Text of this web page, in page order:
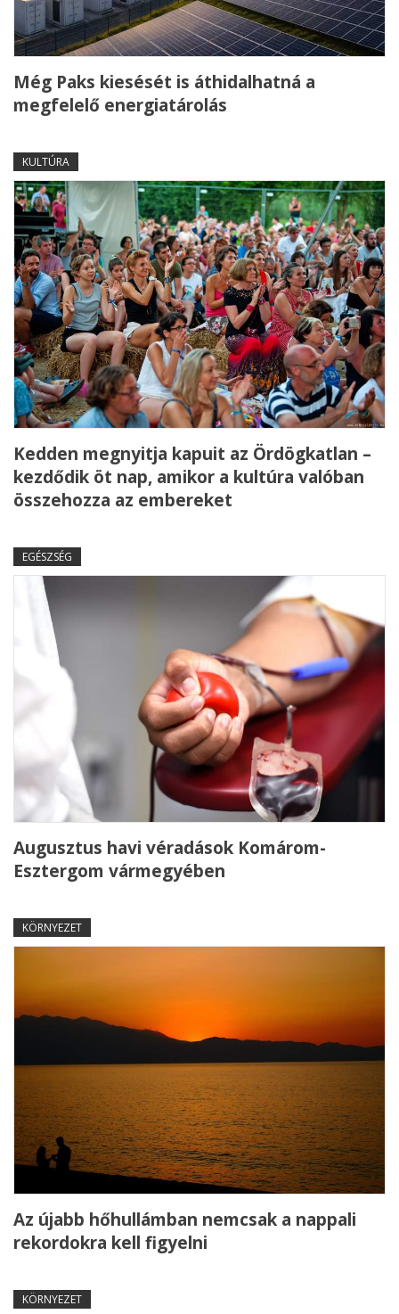
Még Paks kiesését is áthidalhatná a
megfelelő energiatárolás
KULTÚRA
Kedden megnyitja kapuit az Ördögkatlan –
kezdődik öt nap, amikor a kultúra valóban
összehozza az embereket
EGÉSZSÉG
Augusztus havi véradások Komárom-
Esztergom vármegyében
KÖRNYEZET
Az újabb hőhullámban nemcsak a nappali
rekordokra kell figyelni
KÖRNYEZET